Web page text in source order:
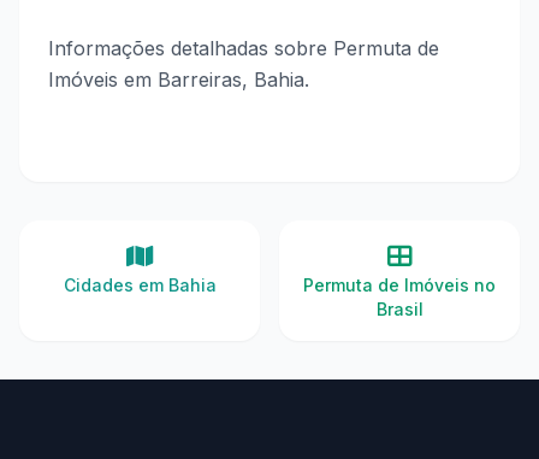
Informações detalhadas sobre Permuta de
Imóveis em Barreiras, Bahia.
Cidades em Bahia
Permuta de Imóveis no
Brasil